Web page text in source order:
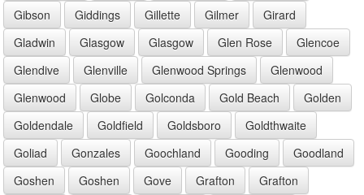
Gibson
Giddings Gillette Gilmer
Girard
Gladwin
Glasgow Glasgow Glen Rose
Glencoe
Glendive
Glenville Glenwood Springs
Glenwood
Glenwood
Globe Golconda Gold Beach
Golden
Goldendale
Goldfield Goldsboro
Goldthwaite
Goliad
Gonzales Goochland Gooding
Goodland
Goshen
Goshen Gove Grafton
Grafton